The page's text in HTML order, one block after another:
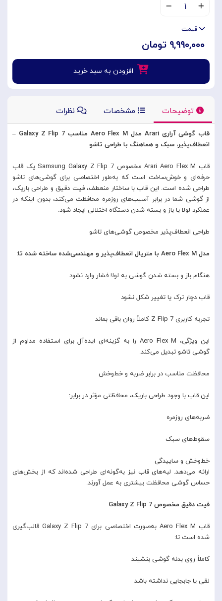
۱
قیمت
۹,۹۹۰,۰۰۰ تومان
افزودن به سبد خرید
توضیحات مشخصات نظرات
قاب گوشی آراری Arari مدل Aero Flex M مناسب Galaxy Z Flip 7 –
انعطاف‌پذیر، سبک و هماهنگ با طراحی تاشو
قاب Arari Aero Flex M مخصوص Samsung Galaxy Z Flip 7 یک قاب
حرفه‌ای و خوش‌ساخت است که به‌طور اختصاصی برای گوشی‌های تاشو
طراحی شده است. این قاب با ساختار منعطف، فیت دقیق و طراحی باریک،
از گوشی شما در برابر آسیب‌های روزمره محافظت می‌کند، بدون اینکه در
عملکرد لولا یا باز و بسته شدن دستگاه اختلالی ایجاد شود.
طراحی انعطاف‌پذیر مخصوص گوشی‌های تاشو
مدل Aero Flex M با متریال انعطاف‌پذیر و مهندسی‌شده ساخته شده تا:
هنگام باز و بسته شدن گوشی به لولا فشار وارد نشود
قاب دچار ترک یا تغییر شکل نشود
تجربه کاربری Z Flip 7 کاملاً روان باقی بماند
این ویژگی، Aero Flex M را به گزینه‌ای ایده‌آل برای استفاده مداوم از
گوشی تاشو تبدیل می‌کند.
محافظت مناسب در برابر ضربه و خط‌وخش
این قاب با وجود طراحی باریک، محافظتی مؤثر در برابر:
ضربه‌های روزمره
سقوط‌های سبک
خط‌وخش و ساییدگی
ارائه می‌دهد. لبه‌های قاب نیز به‌گونه‌ای طراحی شده‌اند که از بخش‌های
حساس گوشی محافظت بیشتری به عمل آورند.
فیت دقیق مخصوص Galaxy Z Flip 7
قاب Aero Flex M به‌صورت اختصاصی برای Galaxy Z Flip 7 قالب‌گیری
شده است تا:
کاملاً روی بدنه گوشی بنشیند
لقی یا جابجایی نداشته باشد